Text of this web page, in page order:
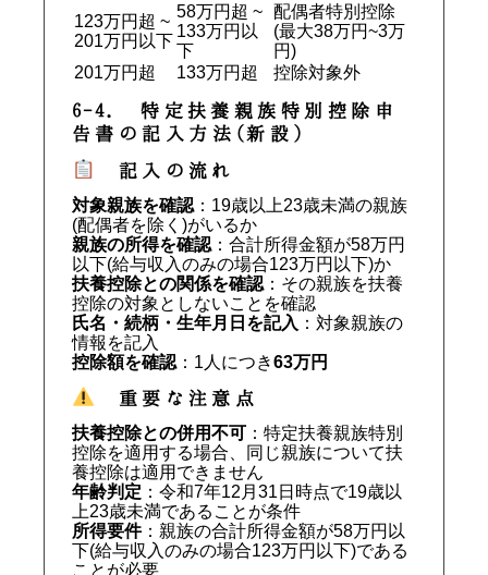
123万円超 ~
201万円以下
58万円超 ~
133万円以
下
配偶者特別控除
(最大38万円~3万
円)
201万円超
133万円超 控除対象外
6-4. 特定扶養親族特別控除申
告書の記入方法(新設)
記入の流れ
対象親族を確認 ：19歳以上23歳未満の親族
(配偶者を除く)がいるか
親族の所得を確認 ：合計所得金額が58万円
以下(給与収入のみの場合123万円以下)か
扶養控除との関係を確認 ：その親族を扶養
控除の対象としないことを確認
氏名・続柄・生年月日を記入 ：対象親族の
情報を記入
控除額を確認 ：1人につき63万円
重要な注意点
扶養控除との併用不可 ：特定扶養親族特別
控除を適用する場合、同じ親族について扶
養控除は適用できません
年齢判定 ：令和7年12月31日時点で19歳以
上23歳未満であることが条件
所得要件：親族の合計所得金額が58万円以
下(給与収入のみの場合123万円以下)である
ことが必要